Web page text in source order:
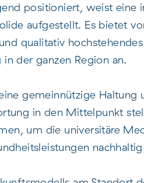
positioniert, weist
aufgestellt. Es bietet
qualitativ
der ganzen Region an.
gemeinnützige
in den Mittelpunkt
um die universitäre